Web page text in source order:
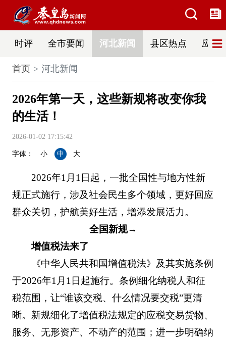
时评 全市要闻 河北新闻 县区热点 应急
首页 河北新闻
2026年第一天，这些新规将改变你我
的生活！
2026-01-02 17:15:42
字体： 小 中 大
2026年1月1日起，一批全国性与地方性新
规正式施行，涉及社会民生多个领域，更好回应
群众关切，护航美好生活，增添发展活力。
全国新规→
增值税法来了
《中华人民共和国增值税法》及其实施条例
于2026年1月1日起施行。条例细化纳税人和征
税范围，让“谁该交税、什么情况要交税”更清
晰。新规细化了增值税法规定的应税交易货物、
服务、无形资产、不动产的范围；进一步明确纳